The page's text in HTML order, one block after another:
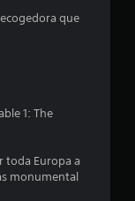
o
o
que
1: The
toda Europa a
monumental